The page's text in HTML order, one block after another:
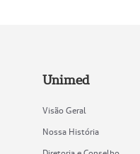
Unimed
Visão Geral
Nossa História